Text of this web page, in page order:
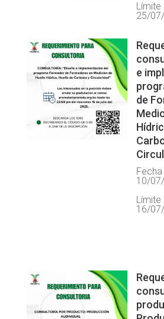
25/
e
de
10/
16/